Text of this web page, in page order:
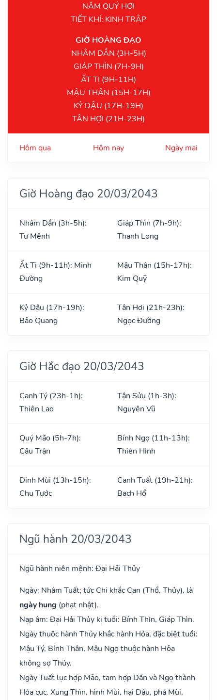
NĂM QUÝ HỢI
TIẾT KHÍ: KINH TRẬP
GIỜ HOÀNG ĐẠO
NHÂM DẦN (3H-5H)
GIÁP THÌN (7H-9H)
ẤT TỊ (9H-11H)
MẬU THÂN (15H-17H)
KỶ DẬU (17H-19H)
TÂN HỢI (21H-23H)
Hôm qua Hôm nay Ngày mai
Giờ Hoàng đạo 20/03/2043
Nhâm Dần (3h-5h):
Tư Mệnh
Giáp Thìn (7h-9h):
Thanh Long
Ất Tị (9h-11h): Minh
Đường
Mậu Thân (15h-17h):
Kim Quỹ
Kỷ Dậu (17h-19h):
Bảo Quang
Tân Hợi (21h-23h):
Ngọc Đường
Giờ Hắc đạo 20/03/2043
Canh Tý (23h-1h):
Thiên Lao
Tân Sửu (1h-3h):
Nguyên Vũ
Quý Mão (5h-7h):
Câu Trận
Bính Ngọ (11h-13h):
Thiên Hình
Đinh Mùi (13h-15h):
Chu Tước
Canh Tuất (19h-21h):
Bạch Hổ
Ngũ hành 20/03/2043
Ngũ hành niên mệnh: Đại Hải Thủy
Ngày: Nhâm Tuất; tức Chi khắc Can (Thổ, Thủy), là
ngày hung (phạt nhật).
Nạp âm: Đại Hải Thủy kị tuổi: Bính Thìn, Giáp Thìn.
Ngày thuộc hành Thủy khắc hành Hỏa, đặc biệt tuổi:
Mậu Tý, Bính Thân, Mậu Ngọ thuộc hành Hỏa
không sợ Thủy.
Ngày Tuất lục hợp Mão, tam hợp Dần và Ngọ thành
Hỏa cục. Xung Thìn, hình Mùi, hại Dậu, phá Mùi,